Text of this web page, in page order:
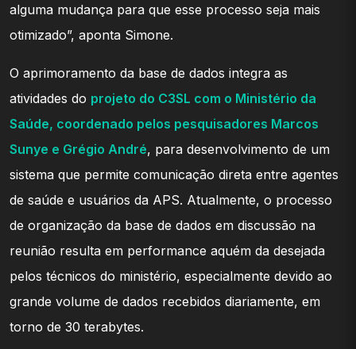
alguma mudança para que esse processo seja mais
otimizado”, aponta Simone.
O aprimoramento da base de dados integra as
atividades do projeto do C3SL com o Ministério da
Saúde, coordenado pelos pesquisadores Marcos
Sunye e Grégio André, para desenvolvimento de um
sistema que permite comunicação direta entre agentes
de saúde e usuários da APS. Atualmente, o processo
de organização da base de dados em discussão na
reunião resulta em performance aquém da desejada
pelos técnicos do ministério, especialmente devido ao
grande volume de dados recebidos diariamente, em
torno de 30 terabytes.